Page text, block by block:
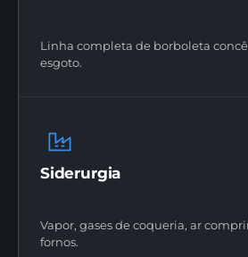
Linha completa de borboleta
esgoto.
Siderurgia
Vapor, gases de coqueria, ar
fornos.